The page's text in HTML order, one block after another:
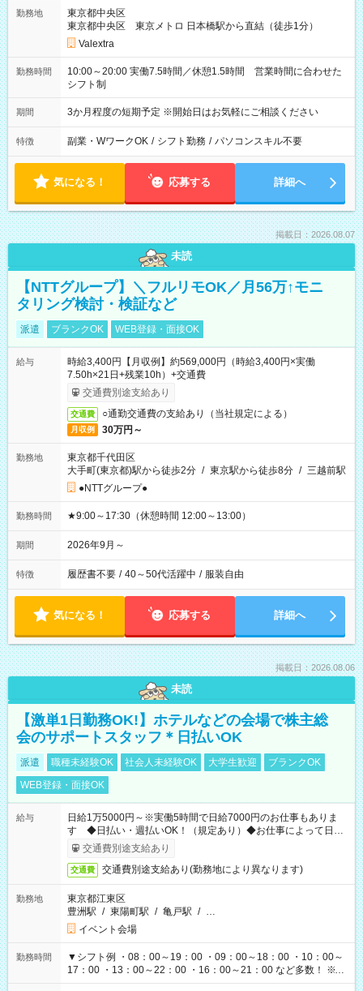
勤務地
東京都中央区
東京都中央区 東京メトロ 日本橋駅から直結（徒歩1分）
Valextra
勤務時間
10:00～20:00 実働7.5時間／休憩1.5時間 営業時間に合わせた
シフト制
期間 3か月程度の短期予定 ※開始日はお気軽にご相談ください
特徴 副業・WワークOK / シフト勤務 / パソコンスキル不要
気になる！ 応募する 詳細へ
掲載日：2026.08.07
未読
【NTTグループ】＼フルリモOK／月56万↑モニ
タリング検討・検証など
派遣 ブランクOK WEB登録・面接OK
給与
時給3,400円【月収例】約569,000円（時給3,400円×実働
7.50h×21日+残業10h）+交通費
交通費別途支給あり
交通費 ○通勤交通費の支給あり（当社規定による）
月収例 30万円～
勤務地
東京都千代田区
大手町(東京都)駅から徒歩2分 / 東京駅から徒歩8分 / 三越前駅
●NTTグループ●
勤務時間 ★9:00～17:30（休憩時間 12:00～13:00）
期間 2026年9月～
特徴 履歴書不要 / 40～50代活躍中 / 服装自由
気になる！ 応募する 詳細へ
掲載日：2026.08.06
未読
【激単1日勤務OK!】ホテルなどの会場で株主総
会のサポートスタッフ＊日払いOK
派遣 職種未経験OK 社会人未経験OK 大学生歓迎
ブランクOK
WEB登録・面接OK
給与
日給1万5000円～※実働5時間で日給7000円のお仕事もありま
す ◆日払い・週払いOK！（規定あり）◆お仕事によって日給
も異なります
交通費別途支給あり
交通費 交通費別途支給あり(勤務地により異なります)
勤務地
東京都江東区
豊洲駅 / 東陽町駅 / 亀戸駅 / …
イベント会場
勤務時間
▼シフト例 ・08：00～19：00 ・09：00～18：00 ・10：00～
17：00 ・13：00～22：00 ・16：00～21：00 など多数！ ※お
仕事により勤務時間が異なります